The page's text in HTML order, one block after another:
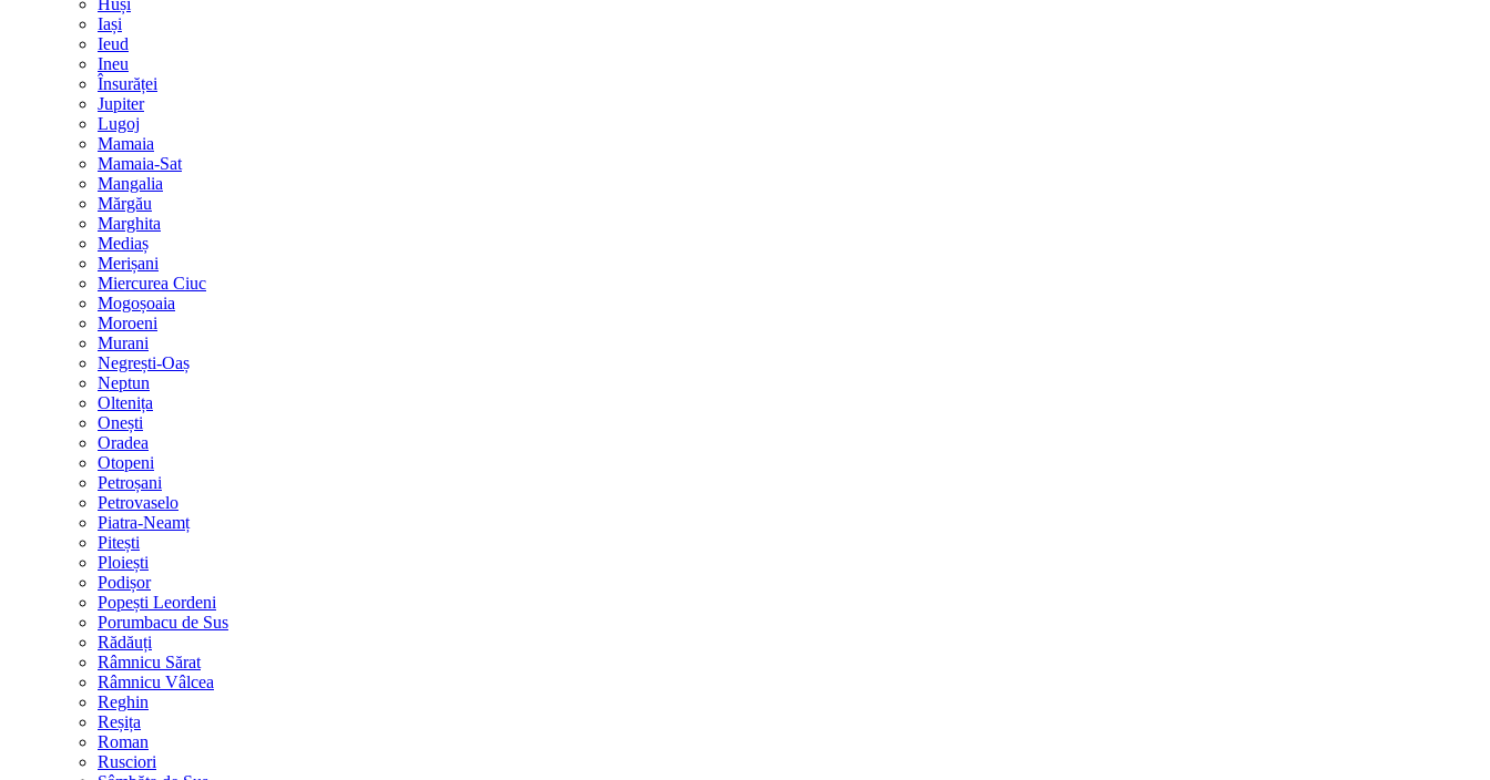
Huși
Iași
Ieud
Ineu
Însurăței
Jupiter
Lugoj
Mamaia
Mamaia-Sat
Mangalia
Mărgău
Marghita
Mediaș
Merișani
Miercurea Ciuc
Mogoșoaia
Moroeni
Murani
Negrești-Oaș
Neptun
Oltenița
Onești
Oradea
Otopeni
Petroșani
Petrovaselo
Piatra-Neamț
Pitești
Ploiești
Podișor
Popești Leordeni
Porumbacu de Sus
Rădăuți
Râmnicu Sărat
Râmnicu Vâlcea
Reghin
Reșița
Roman
Rusciori